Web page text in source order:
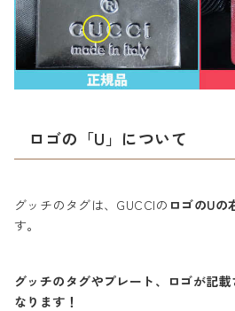
ロゴの「U」について
グッチのタグは、GUCCIの ロゴのUの
す。
グッチのタグやプレート、ロゴが記
なります！